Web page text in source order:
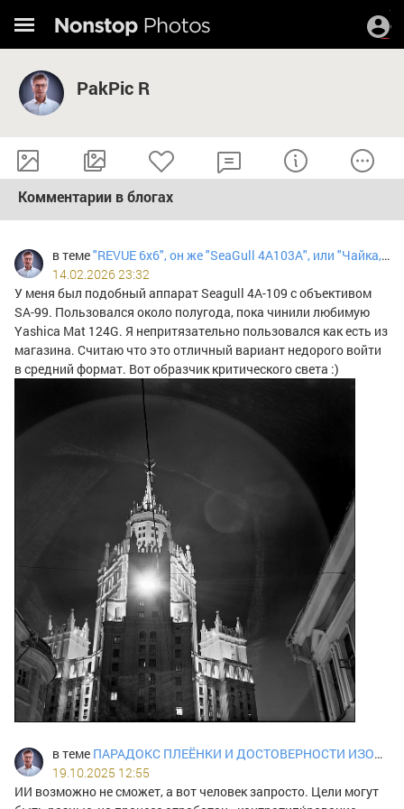
PakPic R
Комментарии в блогах
в теме"REVUE 6x6", он же "SeaGull 4A103A", или "Чайка, смотрящая в оба".
14.02.2026 23:32
У меня был подобный аппарат Seagull 4A-109 с объективом
SA-99. Пользовался около полугода, пока чинили любимую
Yashica Mat 124G. Я непритязательно пользовался как есть из
магазина. Считаю что это отличный вариант недорого войти
в средний формат. Вот образчик критического света :)
в теме ПАРАДОКС ПЛЕЁНКИ И ДОСТОВЕРНОСТИ ИЗОБРАЖЕНИЯ
19.10.2025 12:55
ИИ возможно не сможет, а вот человек запросто. Цели могут